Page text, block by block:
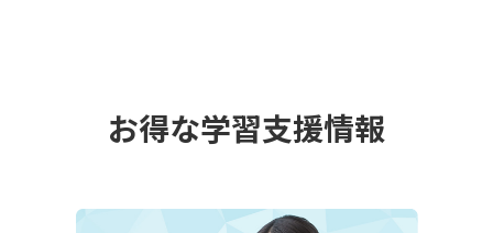
お得な学習支援情報